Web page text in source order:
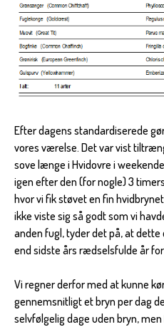
Efter dagens standardiserede
vores værelse. Det var vist
sove længe i Hvidovre i
igen efter den (for nogle) 3
hvor vi fik støvet en fin
ikke viste sig så godt som vi
anden fugl, tyder det på, at
end sidste års rædselsfulde år
Vi regner derfor med at kunne
gennemsnitligt et bryn per dag
selvfølgelig dage uden bryn,